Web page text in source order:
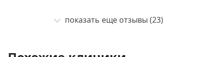
показать еще отзывы (23)